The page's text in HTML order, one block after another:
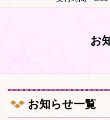
お
お知らせ一覧